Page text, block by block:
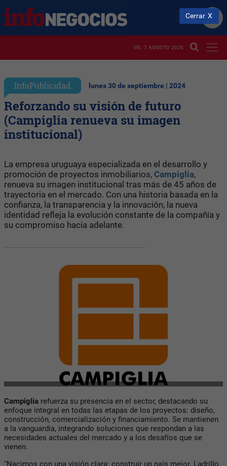
VIE. 7 AGOSTO 2026
InfoPublicidad lunes 30 de septiembre | 2024
Reforzando su visión de futuro
(Campiglia renueva su imagen
institucional)
La empresa uruguaya especializada en el desarrollo y
promoción de proyectos inmobiliarios, Campiglia,
renueva su imagen institucional tras más de 45 años de
trayectoria en el mercado. Con una historia basada en la
confianza, la transparencia y la innovación, la nueva
identidad refleja la evolución constante de la compañía y
su compromiso hacia adelante.
Campiglia refuerza su presencia en el sector, destacando su
enfoque integral en todas las etapas de los proyectos: diseño,
construcción, comercialización y financiamiento. Se mantienen
a la vanguardia, integrando soluciones que respondan a las
necesidades actuales del mercado y a los desafíos que se
vienen.
“Nacimos con una visión clara: construir un país mejor. Ladrillo
Cerrar